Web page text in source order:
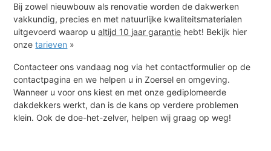
Bij zowel nieuwbouw als renovatie worden de dakwerken
vakkundig, precies en met natuurlijke kwaliteitsmaterialen
uitgevoerd waarop ualtijd 10 jaar garantie hebt! Bekijk hier
onzetarieven »
Contacteer ons vandaag nog via het contactformulier op de
contactpagina en we helpen u in Zoersel en omgeving.
Wanneer u voor ons kiest en met onze gediplomeerde
dakdekkers werkt, dan is de kans op verdere problemen
klein. Ook de doe-het-zelver, helpen wij graag op weg!